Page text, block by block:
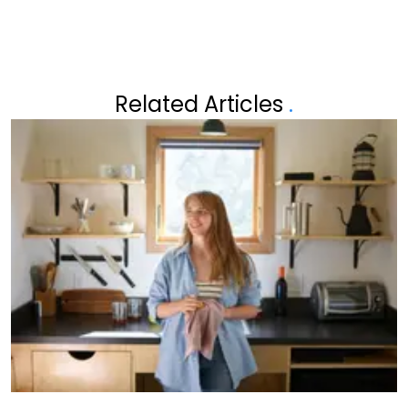
Related Articles .